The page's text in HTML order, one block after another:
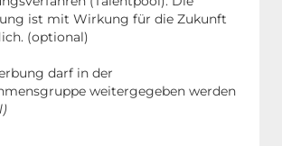
ist mit Wirkung für die Zukunft
(optional)
darf in der
weitergegeben werden